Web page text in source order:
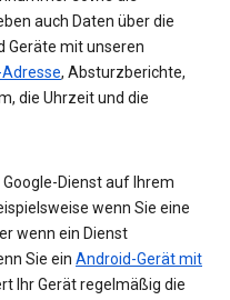
auch Daten über die
Geräte mit unseren
Adresse, Absturzberichte,
die Uhrzeit und die
Dienst auf Ihrem
wenn Sie eine
wenn ein Dienst
Sie ein Android-Gerät mit
Ihr Gerät regelmäßig die